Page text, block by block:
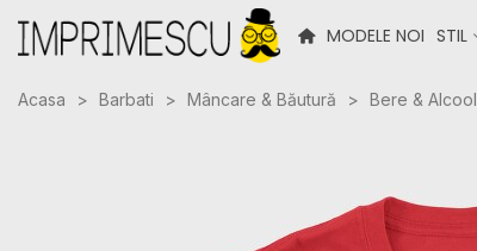
MODELE NOI STIL
Acasa > Barbati > Mâncare & Băutură > Bere & Alcool